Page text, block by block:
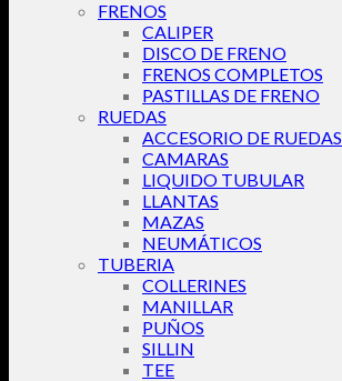
FRENOS
CALIPER
DISCO DE FRENO
FRENOS COMPLETOS
PASTILLAS DE FRENO
RUEDAS
ACCESORIO DE RUEDAS
CAMARAS
LIQUIDO TUBULAR
LLANTAS
MAZAS
NEUMÁTICOS
TUBERIA
COLLERINES
MANILLAR
PUÑOS
SILLIN
TEE